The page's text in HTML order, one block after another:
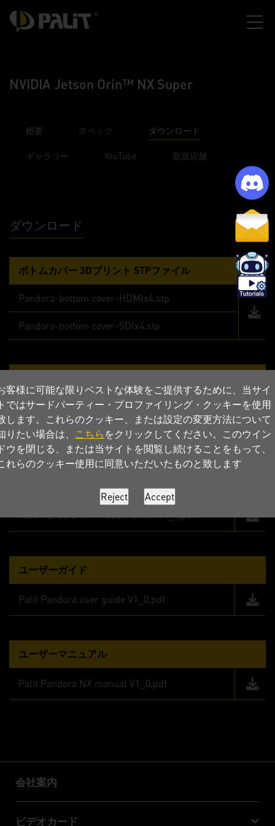
客様に可能な限りベストな体験をご提供するために、当サイ
ではサードパーティー・プロファイリング・クッキーを使用
します。これらのクッキー、または設定の変更方法について
りたい場合は、 こちら をクリックしてください。このウイン
ウを閉じる、または当サイトを閲覧し続けることをもって、
れらのクッキー使用に同意いただいたものと致します
NVIDIA Jetson Orin™ NX Super
概要 スペック ダウンロード
ギャラリー YouTube 取扱店舗
ダウンロード
ボトムカバー 3Dプリント STPファイル
Pandora-bottom cover-HDMIx4.stp
Pandora-bottom cover-SDIx4.stp
Pandora NX 16G
Pandora NX 8G
Palit Pandora NX Product Sheet V1_0.pdf
ユーザーガイド
Palit Pandora user guide V1_0.pdf
ユーザーマニュアル
Palit Pandora NX manual V1_0.pdf
会社案内
ビデオカード